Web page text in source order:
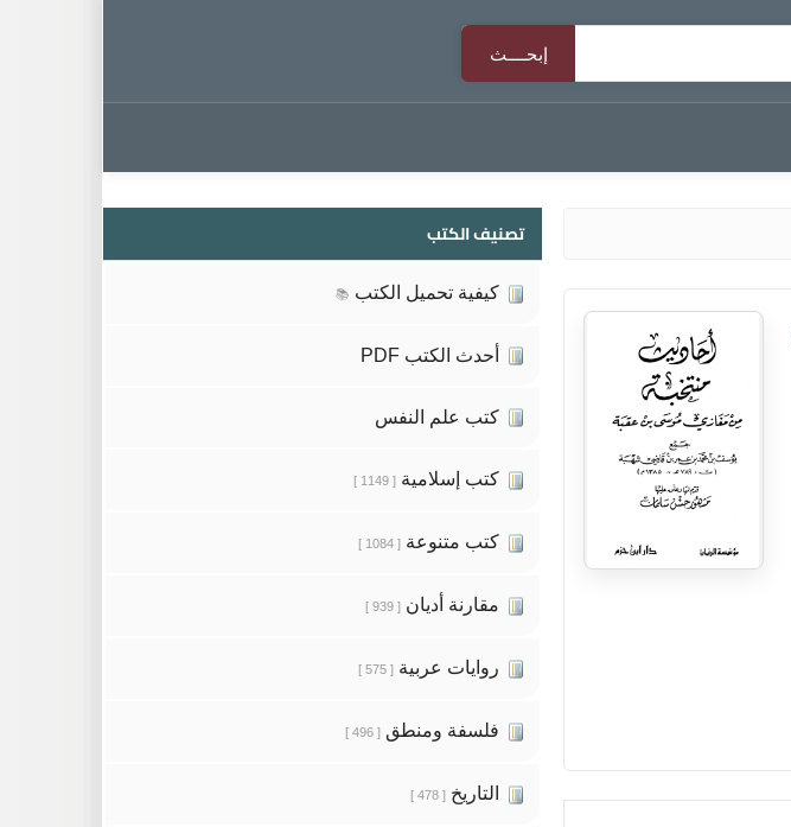
تصنيف الكتب
كيفية تحميل الكتب 📚
أحدث الكتب PDF
كتب علم النفس
كتب إسلامية [ 1149 ]
كتب متنوعة [ 1084 ]
مقارنة أديان [ 939 ]
روايات عربية [ 575 ]
فلسفة ومنطق [ 496 ]
التاريخ [ 478 ]